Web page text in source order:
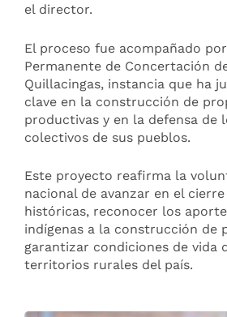
el director.
El proceso fue acompañado
Permanente de Concertación
Quillacingas, instancia que ha
clave en la construcción de
productivas y en la defensa de
colectivos de sus pueblos.
Este proyecto reafirma la
nacional de avanzar en el
históricas, reconocer los
indígenas a la construcción de
garantizar condiciones de vida
territorios rurales del país.